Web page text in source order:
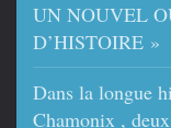
UN NOUVEL
D’HISTOIRE »
Dans la longue
Chamonix ,